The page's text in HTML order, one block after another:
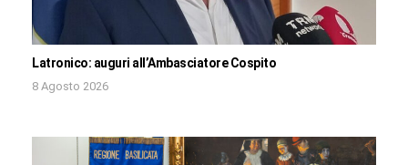
Latronico: auguri all’Ambasciatore Cospito
8 Agosto 2026